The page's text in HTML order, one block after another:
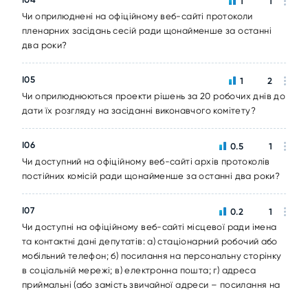
Чи оприлюднені на офіційному веб-сайті протоколи
пленарних засідань сесій ради щонайменше за останні
два роки?
I05
Чи оприлюднюються проекти рішень за 20 робочих днів до
дати їх розгляду на засіданні виконавчого комітету?
1 2
I06
Чи доступний на офіційному веб-сайті архів протоколів
постійних комісій ради щонайменше за останні два роки?
0.5 1
I07
Чи доступні на офіційному веб-сайті місцевої ради імена
та контактні дані депутатів: а) стаціонарний робочий або
мобільний телефон; б) посилання на персональну сторінку
в соціальній мережі; в) електронна пошта; г) адреса
приймальні (або замість звичайної адреси – посилання на
0.2 1